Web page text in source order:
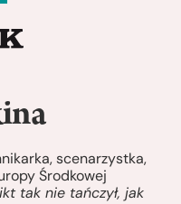
scenarzystka,
Środkowej
tak nie tańczył, jak